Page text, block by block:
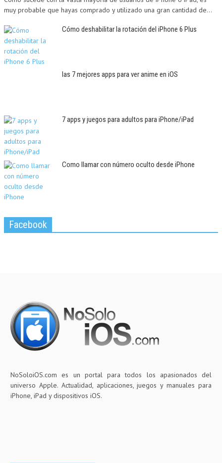
muy probable que hayas comprado y utilizado una gran cantidad de...
Cómo deshabilitar la rotación del iPhone 6 Plus
las 7 mejores apps para ver anime en iOS
7 apps y juegos para adultos para iPhone/iPad
Como llamar con número oculto desde iPhone
Facebook
NoSoloiOS.com es un portal para todos los apasionados del
universo Apple. Actualidad, aplicaciones, juegos y manuales para
iPhone, iPad y dispositivos iOS.